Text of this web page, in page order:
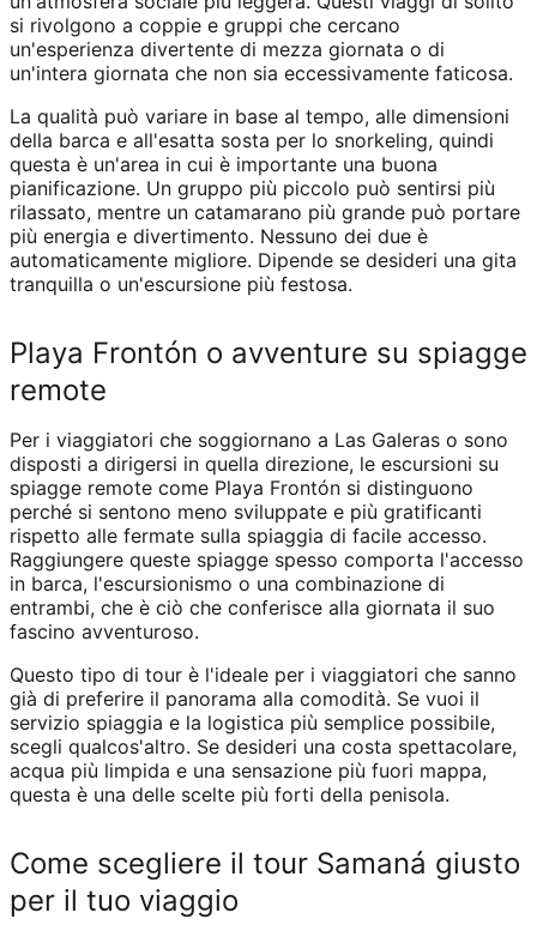
si rivolgono a coppie e gruppi che cercano
un'esperienza divertente di mezza giornata o di
un'intera giornata che non sia eccessivamente faticosa.
La qualità può variare in base al tempo, alle dimensioni
della barca e all'esatta sosta per lo snorkeling, quindi
questa è un'area in cui è importante una buona
pianificazione. Un gruppo più piccolo può sentirsi più
rilassato, mentre un catamarano più grande può portare
più energia e divertimento. Nessuno dei due è
automaticamente migliore. Dipende se desideri una gita
tranquilla o un'escursione più festosa.
Playa Frontón o avventure su spiagge
remote
Per i viaggiatori che soggiornano a Las Galeras o sono
disposti a dirigersi in quella direzione, le escursioni su
spiagge remote come Playa Frontón si distinguono
perché si sentono meno sviluppate e più gratificanti
rispetto alle fermate sulla spiaggia di facile accesso.
Raggiungere queste spiagge spesso comporta l'accesso
in barca, l'escursionismo o una combinazione di
entrambi, che è ciò che conferisce alla giornata il suo
fascino avventuroso.
Questo tipo di tour è l'ideale per i viaggiatori che sanno
già di preferire il panorama alla comodità. Se vuoi il
servizio spiaggia e la logistica più semplice possibile,
scegli qualcos'altro. Se desideri una costa spettacolare,
acqua più limpida e una sensazione più fuori mappa,
questa è una delle scelte più forti della penisola.
Come scegliere il tour Samaná giusto
per il tuo viaggio